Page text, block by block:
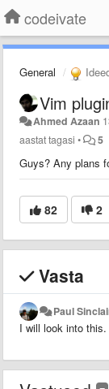
codeivate
General
Vim
Ahmed Azaan
aastat tagasi • 5
Guys? Any plans
82 2
Vasta
Paul
I will look into this.